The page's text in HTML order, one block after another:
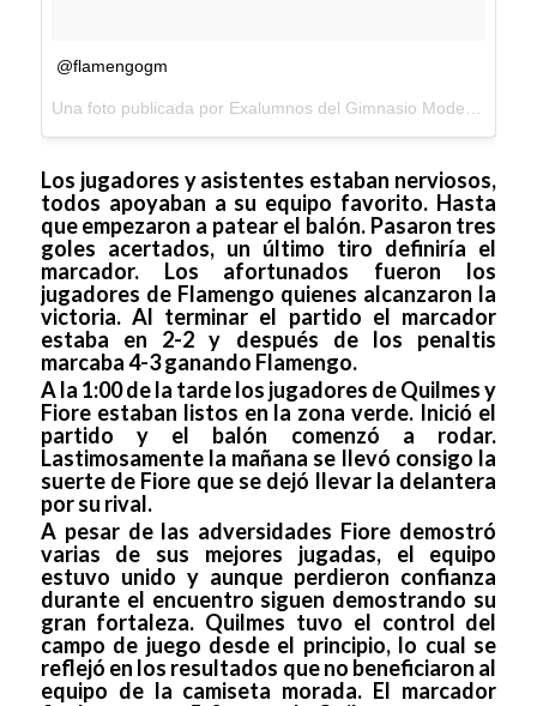
@flamengogm
Los jugadores y asistentes estaban nerviosos,
todos apoyaban a su equipo favorito. Hasta
que empezaron a patear el balón. Pasaron tres
goles acertados, un último tiro definiría el
marcador. Los afortunados fueron los
jugadores de Flamengo quienes alcanzaron la
victoria. Al terminar el partido el marcador
estaba en 2-2 y después de los penaltis
marcaba 4-3 ganando Flamengo.
A la 1:00 de la tarde los jugadores de Quilmes y
Fiore estaban listos en la zona verde. Inició el
partido y el balón comenzó a rodar.
Lastimosamente la mañana se llevó consigo la
suerte de Fiore que se dejó llevar la delantera
por su rival.
A pesar de las adversidades Fiore demostró
varias de sus mejores jugadas, el equipo
estuvo unido y aunque perdieron confianza
durante el encuentro siguen demostrando su
gran fortaleza. Quilmes tuvo el control del
campo de juego desde el principio, lo cual se
reflejó en los resultados que no beneficiaron al
equipo de la camiseta morada. El marcador